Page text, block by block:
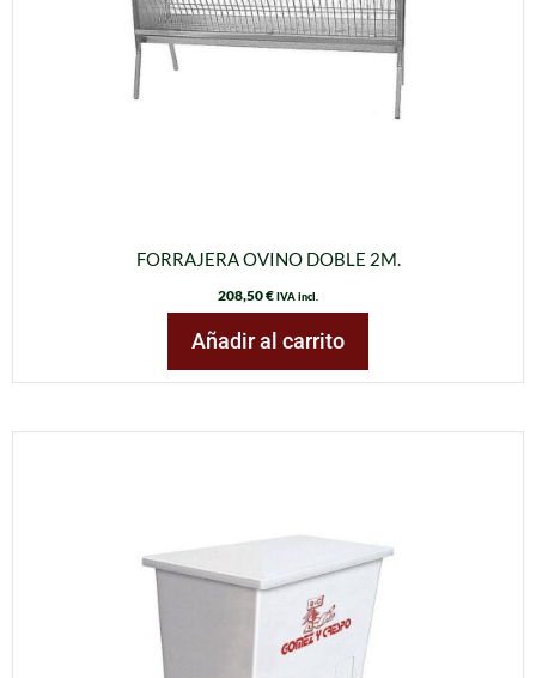
FORRAJERA OVINO DOBLE 2M.
208,50€IVA incl.
Añadir al carrito